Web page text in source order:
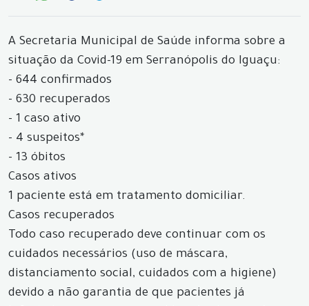
A Secretaria Municipal de Saúde informa sobre a
situação da Covid-19 em Serranópolis do Iguaçu:
- 644 confirmados
- 630 recuperados
- 1 caso ativo
- 4 suspeitos*
- 13 óbitos
Casos ativos
1 paciente está em tratamento domiciliar.
Casos recuperados
Todo caso recuperado deve continuar com os
cuidados necessários (uso de máscara,
distanciamento social, cuidados com a higiene)
devido a não garantia de que pacientes já